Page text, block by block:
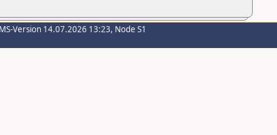
Version 14.07.2026 13:23, Node S1